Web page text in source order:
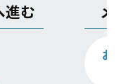
進む メ
お